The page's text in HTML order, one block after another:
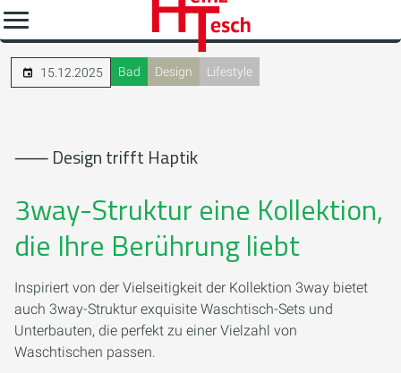
15.12.2025 Bad Design Lifestyle
⸺ Design trifft Haptik
3way-Struktur eine Kollektion,
die Ihre Berührung liebt
Inspiriert von der Vielseitigkeit der Kollektion 3way bietet
auch 3way-Struktur exquisite Waschtisch-Sets und
Unterbauten, die perfekt zu einer Vielzahl von
Waschtischen passen.